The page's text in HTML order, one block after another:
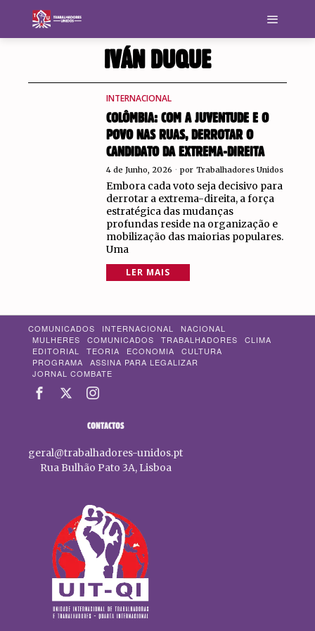
IVÁN DUQUE
INTERNACIONAL
COLÔMBIA: COM A JUVENTUDE E O
POVO NAS RUAS, DERROTAR O
CANDIDATO DA EXTREMA-DIREITA
4 de Junho, 2026 por Trabalhadores Unidos
Embora cada voto seja decisivo para
derrotar a extrema-direita, a força
estratégica das mudanças
profundas reside na organização e
mobilização das maiorias populares.
Uma
LER MAIS
COMUNICADOS INTERNACIONAL
NACIONAL
MULHERES
COMUNICADOS TRABALHADORES
CLIMA
EDITORIAL
TEORIA ECONOMIA
CULTURA
PROGRAMA
ASSINA PARA LEGALIZAR
JORNAL COMBATE
CONTACTOS
geral@trabalhadores-unidos.pt
Rua Bulhão Pato 3A, Lisboa